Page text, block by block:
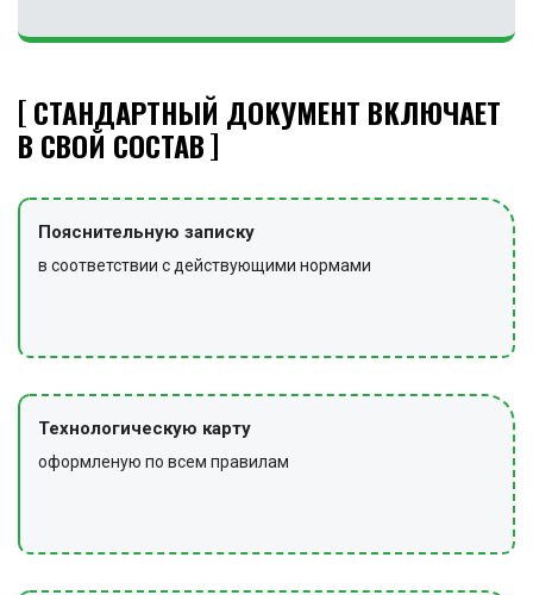
СТАНДАРТНЫЙ ДОКУМЕНТ ВКЛЮЧАЕТ
В СВОЙ СОСТАВ
Пояснительную записку
в соответствии с действующими нормами
Технологическую карту
оформленую по всем правилам